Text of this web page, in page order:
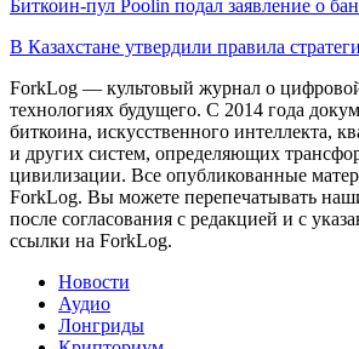
Биткоин-пул Poolin подал заявление о
В Казахстане утвердили правила
ForkLog — культовый журнал о
технологиях будущего. С 2014 года
биткоина, искусственного интеллекта,
и других систем, определяющих
цивилизации. Все опубликованные
ForkLog. Вы можете перепечатывать
после согласования с редакцией и с
ссылки на ForkLog.
Новости
Аудио
Лонгриды